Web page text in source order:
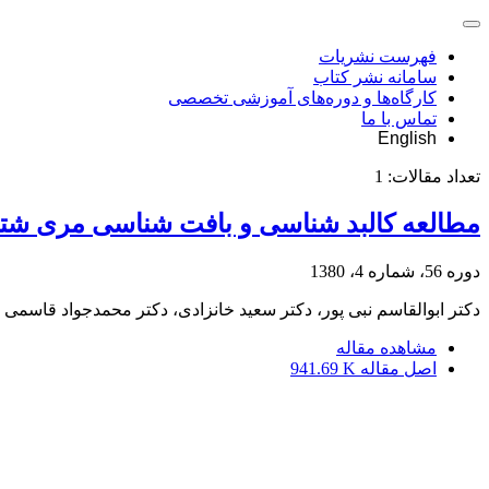
فهرست نشریات
سامانه نشر کتاب
کارگاه‌ها و دوره‌های آموزشی تخصصی
تماس با ما
English
تعداد مقالات: 1
مطالعه کالبد شناسی و بافت شناسی مری
دوره 56، شماره 4، 1380
دکتر ابوالقاسم نبی پور، دکتر سعید خانزادی، دکتر محمدجواد قاسمی
مشاهده مقاله
اصل مقاله 941.69 K